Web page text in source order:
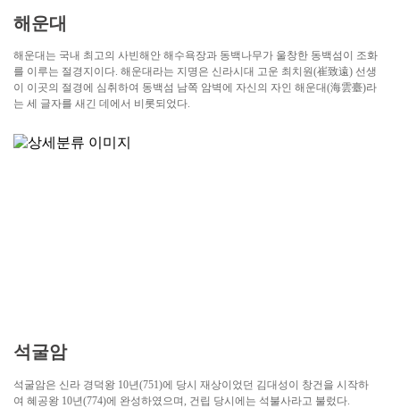
해운대
해운대는 국내 최고의 사빈해안 해수욕장과 동백나무가 울창한 동백섬이 조화
를 이루는 절경지이다. 해운대라는 지명은 신라시대 고운 최치원(崔致遠) 선생
이 이곳의 절경에 심취하여 동백섬 남쪽 암벽에 자신의 자인 해운대(海雲臺)라
는 세 글자를 새긴 데에서 비롯되었다.
석굴암
석굴암은 신라 경덕왕 10년(751)에 당시 재상이었던 김대성이 창건을 시작하
여 혜공왕 10년(774)에 완성하였으며, 건립 당시에는 석불사라고 불렀다.